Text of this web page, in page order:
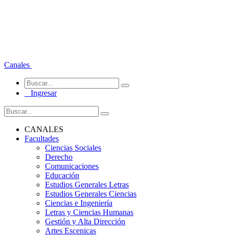
Canales
Ingresar
CANALES
Facultades
Ciencias Sociales
Derecho
Comunicaciones
Educación
Estudios Generales Letras
Estudios Generales Ciencias
Ciencias e Ingeniería
Letras y Ciencias Humanas
Gestión y Alta Dirección
Artes Escenicas